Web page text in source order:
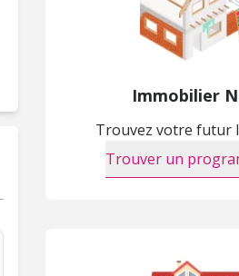
Immobilier
Trouvez votre futur
Trouver un